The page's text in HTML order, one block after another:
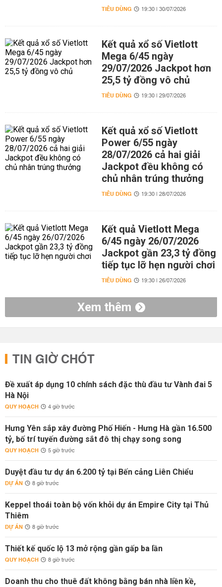
TIÊU DÙNG 19:30 | 30/07/2026
Kết quả xổ số Vietlott
Mega 6/45 ngày
29/07/2026 Jackpot hơn
25,5 tỷ đồng vô chủ
TIÊU DÙNG 19:30 | 29/07/2026
Kết quả xổ số Vietlott
Power 6/55 ngày
28/07/2026 cả hai giải
Jackpot đều không có
chủ nhân trúng thưởng
TIÊU DÙNG 19:30 | 28/07/2026
Kết quả Vietlott Mega
6/45 ngày 26/07/2026
Jackpot gần 23,3 tỷ đồng
tiếp tục lỡ hẹn người chơi
TIÊU DÙNG 19:30 | 26/07/2026
Xem thêm
TIN GIỜ CHÓT
Đề xuất áp dụng 10 chính sách đặc thù đầu tư Vành đai 5
Hà Nội
QUY HOẠCH 4 giờ trước
Hưng Yên sắp xây đường Phố Hiến - Hưng Hà gần 16.500
tỷ, bố trí tuyến đường sắt đô thị chạy song song
QUY HOẠCH 5 giờ trước
Duyệt đầu tư dự án 6.200 tỷ tại Bến cảng Liên Chiểu
DỰ ÁN 8 giờ trước
Keppel thoái toàn bộ vốn khỏi dự án Empire City tại Thủ
Thiêm
DỰ ÁN 8 giờ trước
Thiết kế quốc lộ 13 mở rộng gần gấp ba lần
QUY HOẠCH 8 giờ trước
Doanh thu cho thuê đất không bằng bán nhà liền kề,